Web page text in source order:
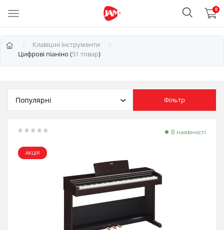
0
Клавішні інструменти
Цифрові піаніно (51 товар)
Фільтр
АКЦІЯ
В наявності